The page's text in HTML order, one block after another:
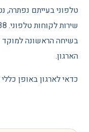
טלפוני בעייתם נפתרה,
בשיחה הראשונה למוקד
הארגון.
כדאי לארגון באופן